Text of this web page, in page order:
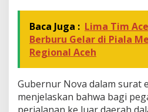
Baca Juga : Lima Tim
Berburu Gelar di Piala
Regional Aceh
Gubernur Nova dalam surat
menjelaskan bahwa bagi